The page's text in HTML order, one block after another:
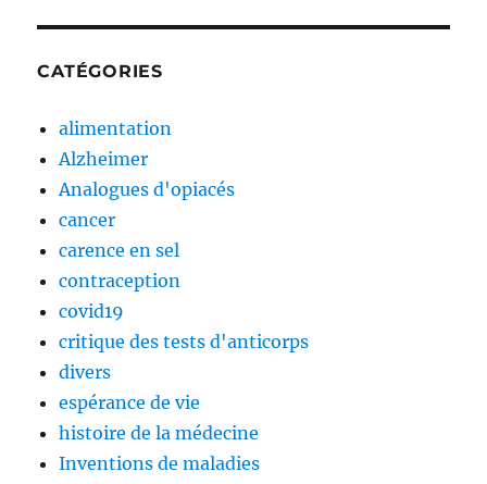
CATÉGORIES
alimentation
Alzheimer
Analogues d'opiacés
cancer
carence en sel
contraception
covid19
critique des tests d'anticorps
divers
espérance de vie
histoire de la médecine
Inventions de maladies